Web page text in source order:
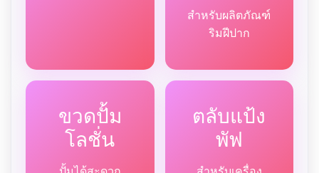
สำหรับผลิตภัณฑ์
ริมฝีปาก
ขวดปั้ม
โลชั่น
ตลับแป้ง
พัฟ